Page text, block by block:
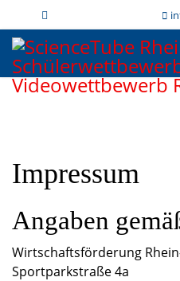
Impressum
​Angaben
Wirtschaftsförderung
Sportparkstraße 4a